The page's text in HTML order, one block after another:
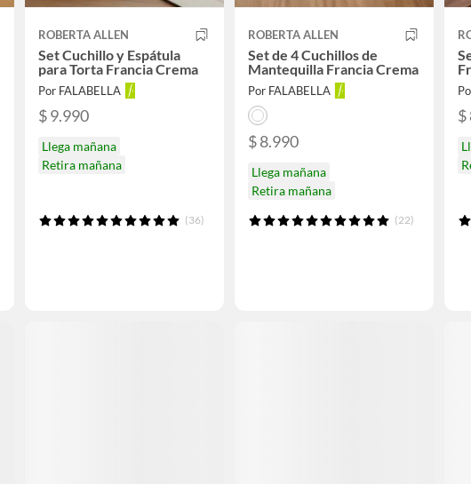
ROBERTA ALLEN
Set Cuchillo y Espátula
para Torta Francia Crema
Por FALABELLA
$ 9.990
Llega mañana
Retira mañana
(36)
ROBERTA ALLEN
Set de 4 Cuchillos de
Mantequilla Francia Crema
Por FALABELLA
$ 8.990
Llega mañana
Retira mañana
(22)
$